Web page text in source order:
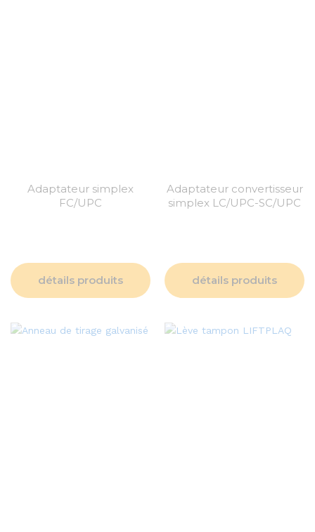
Adaptateur simplex
FC/UPC
détails produits
Adaptateur convertisseur
simplex LC/UPC-SC/UPC
détails produits